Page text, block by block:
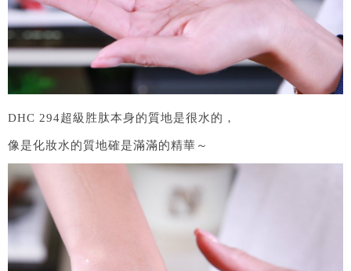
DHC 294超級胜肽本身的質地是很水的，
像是化妝水的質地確是滿滿的精華～